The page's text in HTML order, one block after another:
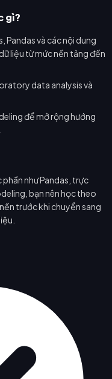
gì?
và các nội dung
liệu từ mức nền tảng đến
data analysis và
để mở rộng hướng
như Pandas, trực
bạn nên học theo
trước khi chuyển sang